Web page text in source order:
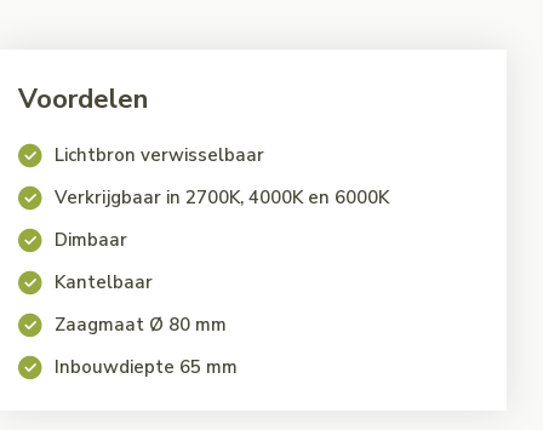
Voordelen
Lichtbron verwisselbaar
Verkrijgbaar in 2700K, 4000K en 6000K
Dimbaar
Kantelbaar
Zaagmaat Ø 80 mm
Inbouwdiepte 65 mm